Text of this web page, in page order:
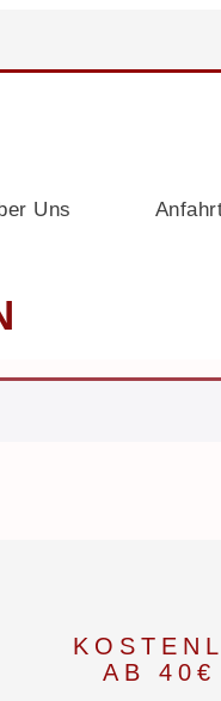
Uns
AB 40€